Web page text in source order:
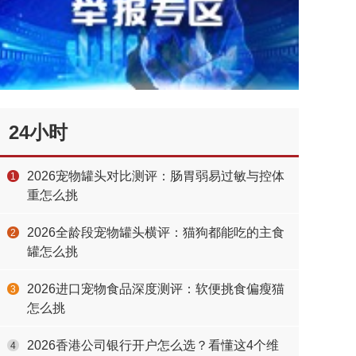
24小时
1
2026宠物罐头对比测评：肠胃弱易过敏与控体
重怎么挑
2
2026全龄段宠物罐头横评：猫狗都能吃的主食
罐怎么挑
3
2026进口宠物食品深度测评：软便挑食偏瘦猫
怎么挑
4 2026香港公司银行开户怎么选？看懂这4个维